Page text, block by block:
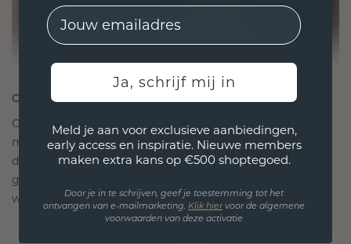
ONTWORPEN VOOR VERBINDING
Onze ontwerpfilosofie is gericht op verbinding,
met elk stuk ontworpen om de tand des tijds te
doorstaan. Het wordt jouw symbool van liefde en
gekoesterde momenten, bedoeld om voor altijd te
worden gedragen en gekoesterd.
EMail
Ja, schrijf mij in
Meld je aan voor exclusieve aanbiedingen,
early access en inspiratie. Nieuwe members
maken extra kans op €500 shoptegoed.
Door je in te schrijven, geef je toestemming tot het
ontvangen van e-mailmarketing. Klik hiervoor de algemene
voorwaarden van deze activatie